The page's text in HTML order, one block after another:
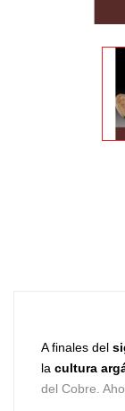
A finales del
la cultura
del Cobre.